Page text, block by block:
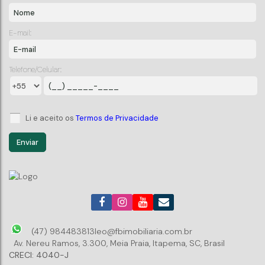
E-mail:
Telefone/Celular:
Li e aceito os Termos de Privacidade
(47) 984483813leo@fbimobiliaria.com.br
Av. Nereu Ramos, 3.300, Meia Praia, Itapema, SC, Brasil
CRECI: 4040-J